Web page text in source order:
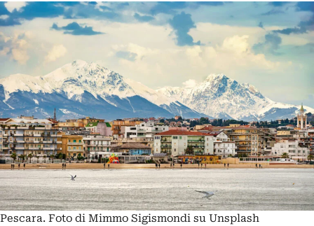
Pescara. Foto di Mimmo Sigismondi su Unsplash